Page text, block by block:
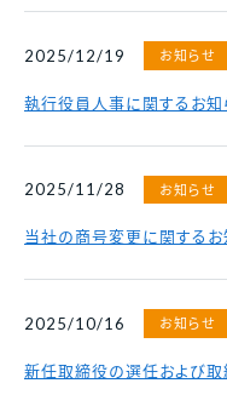
2025/12/19 お知らせ
執行役員人事に関するお知
2025/11/28 お知らせ
当社の商号変更に関するお
2025/10/16 お知らせ
新任取締役の選任および